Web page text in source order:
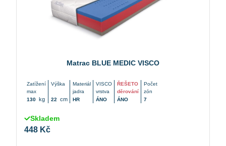
Matrac BLUE MEDIC VISCO
Zatížení
max
130 kg
Výška
22 cm
Materiál
jadra
HR
VISCO
vrstva
ÁNO
ŘEŠETO
děrování
ÁNO
Počet
zón
7
Skladem
448 Kč